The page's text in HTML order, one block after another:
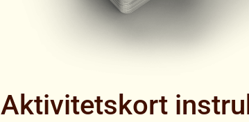
Aktivitetskort